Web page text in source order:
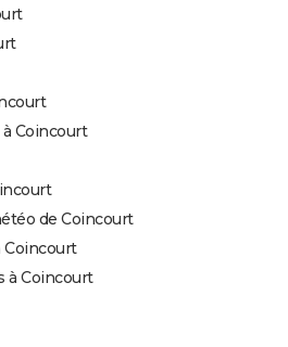
Coincourt
de Coincourt
Coincourt
à Coincourt